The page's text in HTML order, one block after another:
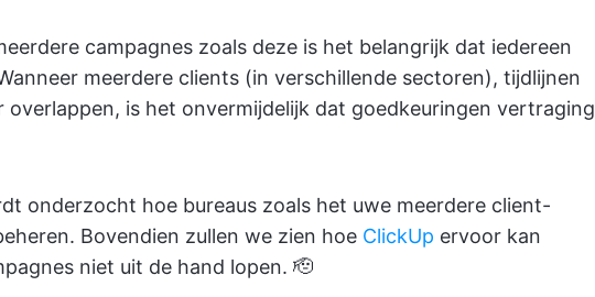
campagnes zoals deze is het belangrijk dat iedereen
meerdere clients (in verschillende sectoren), tijdlijnen
overlappen, is het onvermijdelijk dat goedkeuringen vertraging
onderzocht hoe bureaus zoals het uwe meerdere client-
Bovendien zullen we zien hoe ClickUp ervoor kan
niet uit de hand lopen. 🫡